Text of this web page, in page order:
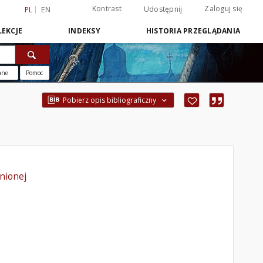
PL EN Kontrast Udostępnij Zaloguj się
INDEKSY HISTORIA PRZEGLĄDANIA
Pomoc
Pobierz opis bibliograficzny